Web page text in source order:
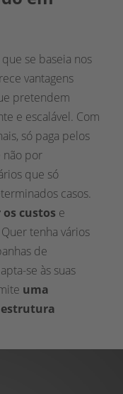
se baseia nos
vantagens
pretendem
e escalável. Com
só paga pelos
não por
que só
casos.
custos e
Quer tenha vários
de
se às suas
uma